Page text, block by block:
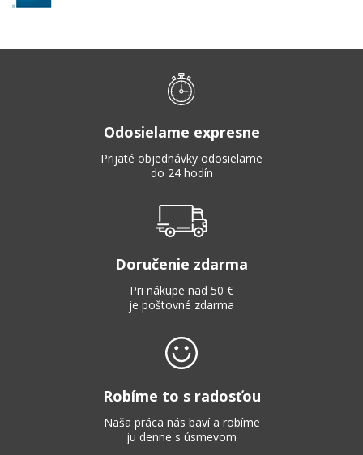
Odosielame expresne
Prijaté objednávky odosielame
do 24 hodín
Doručenie zdarma
Pri nákupe nad 50 €
je poštovné zdarma
Robíme to s radosťou
Naša práca nás baví a robíme
ju denne s úsmevom